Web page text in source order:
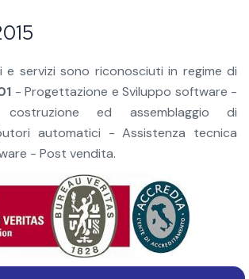
servizi sono riconosciuti in regime di
- Progettazione e Sviluppo software -
costruzione ed assemblaggio di
automatici - Assistenza tecnica
- Post vendita.